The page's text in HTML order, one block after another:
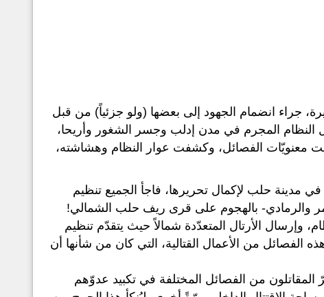
جراء انضمام الجهود إلى بعضها (ولو جزئياً) من قبل
النظام المجرم في مدن إدلب وجسر الشغور وأريحا،
الفصائل، وكشفت عوار النظام وهشاشته،
حلب لإكمال تحريرها، فاجأ الجميع تنظيم
والرمادي- بالهجوم على قرى ريف حلب الشمالي!
وإرسال الأرتال المتعدّدة شمالاً حيث يتقدّم تنظيم
الفصائل من الأعمال القتالية، التي كان من شأنها أن
المقاتلون من الفصائل المختلفة في تكبيد عدوّهم